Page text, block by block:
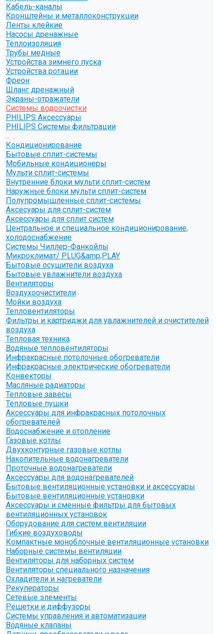
Кабель-каналы
Кронштейны и металлоконструкции
Ленты клейкие
Насосы дренажные
Теплоизоляция
Трубы медные
Устройства зимнего пуска
Устройства ротации
Фреон
Шланг дренажный
Экраны-отражатели
Системы водоочистки
PHILIPS Аксессуары
PHILIPS Системы фильтрации
...
Кондиционирование
Бытовые сплит-системы
Мобильные кондиционеры
Мульти сплит-системы
Внутренние блоки мульти сплит-систем
Наружные блоки мульти сплит-систем
Полупромышленные сплит-системы
Аксесуары для сплит-систем
Аксессуары для сплит систем
Центральное и специальное кондиционирование,
холодоснабжение
Системы Чиллер-Фанкойлы
Микроклимат/ PLUG&amp;PLAY
Бытовые осушители воздуха
Бытовые увлажнители воздуха
Вентиляторы
Воздухоочистители
Мойки воздуха
Тепловентиляторы
Фильтры и картриджи для увлажнителей и очистителей
воздуха
Тепловая техника
Водяные тепловентиляторы
Инфракрасные потолочные обогреватели
Инфракрасные электрические обогреватели
Конвекторы
Масляные радиаторы
Тепловые завесы
Тепловые пушки
Аксессуары для инфракрасных потолочных
обогревателей
Водоснабжение и отопление
Газовые котлы
Двухконтурные газовые котлы
Накопительные водонагреватели
Проточные водонагреватели
Аксессуары для водонагревателей
Бытовые вентиляционные установки и аксессуары
Бытовые вентиляционные установки
Аксессуары и сменные фильтры для бытовых
вентиляционных установок
Оборудование для систем вентиляции
Гибкие воздуховоды
Компактные моноблочные вентиляционные установки
Наборные системы вентиляции
Вентиляторы для наборных систем
Вентиляторы специального назначения
Охладители и нагреватели
Рекуператоры
Сетевые элементы
Решетки и диффузоры
Системы управления и автоматизации
Водяные клапаны